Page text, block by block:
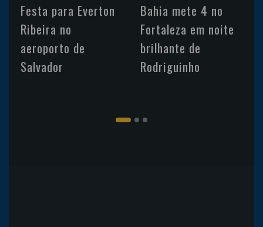
Festa para Everton
Ribeira no
aeroporto de
Salvador
Bahia mete 4 no
Fortaleza em noite
brilhante de
Rodriguinho